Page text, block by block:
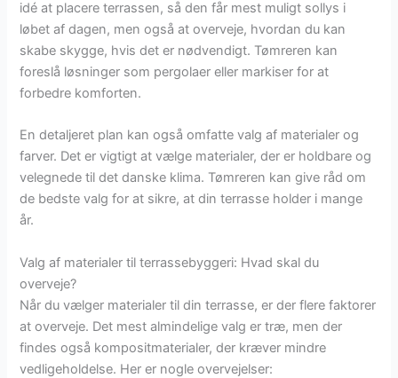
idé at placere terrassen, så den får mest muligt sollys i
løbet af dagen, men også at overveje, hvordan du kan
skabe skygge, hvis det er nødvendigt. Tømreren kan
foreslå løsninger som pergolaer eller markiser for at
forbedre komforten.
En detaljeret plan kan også omfatte valg af materialer og
farver. Det er vigtigt at vælge materialer, der er holdbare og
velegnede til det danske klima. Tømreren kan give råd om
de bedste valg for at sikre, at din terrasse holder i mange
år.
Valg af materialer til terrassebyggeri: Hvad skal du
overveje?
Når du vælger materialer til din terrasse, er der flere faktorer
at overveje. Det mest almindelige valg er træ, men der
findes også kompositmaterialer, der kræver mindre
vedligeholdelse. Her er nogle overvejelser: